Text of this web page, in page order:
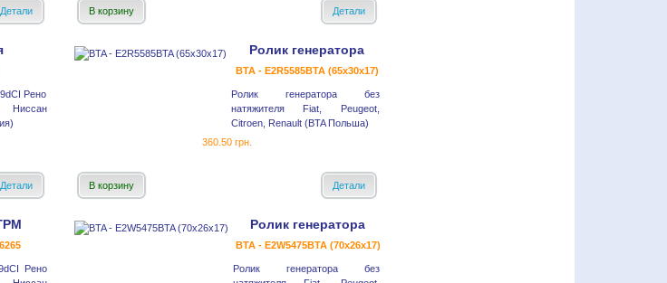
Детали В корзину Детали
Рено
Ниссан
Детали
Ролик генератора
BTA - E2R5585BTA (65x30x17)
Ролик генератора без
натяжителя Fiat, Peugeot,
Citroen, Renault (BTA Польша)
360.50 грн.
В корзину Детали
Рено
Ролик генератора
BTA - E2W5475BTA (70x26x17)
Ролик генератора без